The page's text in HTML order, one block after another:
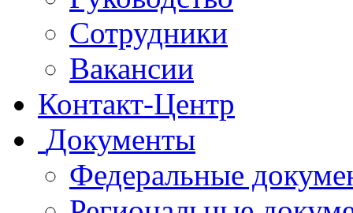
Сотрудники
Вакансии
Контакт-Центр
Документы
Федеральные